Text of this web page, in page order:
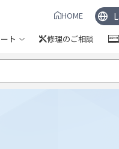
HOME
ト 修理のご相談